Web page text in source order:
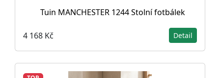
Tuin MANCHESTER 1244 Stolní fotbálek
4 168 Kč Detail